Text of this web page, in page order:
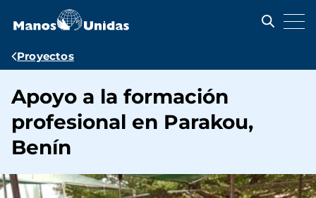
contenido
Ruta
navegación
Proyectos
Apoyo a la formación
profesional en Parakou,
Benín